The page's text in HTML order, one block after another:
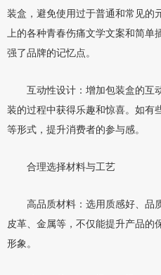
装盒，避免使用过于普通和常见的
上的各种青春伤痛文学文案和简单
强了品牌的记忆点。
互动性设计：增加包装盒的互
装的过程中获得乐趣和惊喜。如有
等形式，提升消费者的参与感。
合理选择材料与工艺
高品质材料：选用质感好、品
皮革、金属等，不仅能提升产品的
形象。